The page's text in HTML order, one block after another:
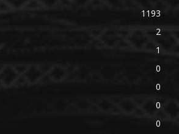
1193
2
1
0
0
0
0